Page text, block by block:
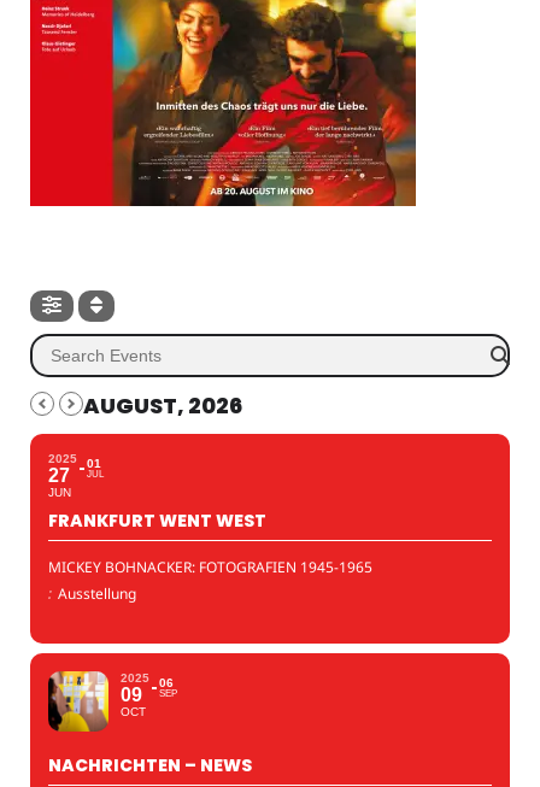
AUGUST, 2026
2025
27
JUN
01
JUL
FRANKFURT WENT WEST
MICKEY BOHNACKER: FOTOGRAFIEN 1945-1965
: Ausstellung
2025
09
OCT
06
SEP
NACHRICHTEN – NEWS